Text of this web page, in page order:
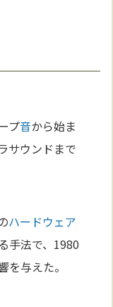
プ音から始ま
サウンドまで
ハードウェア
手法で、1980
を与えた。